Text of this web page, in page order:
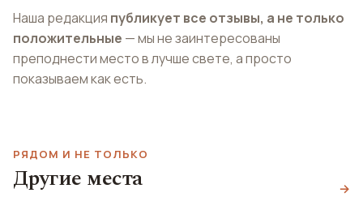
Наша редакция публикует все отзывы, а не только
положительные — мы не заинтересованы
преподнести место в лучше свете, а просто
показываем как есть.
РЯДОМ И НЕ ТОЛЬКО
Другие места →
Парк Вестпарк